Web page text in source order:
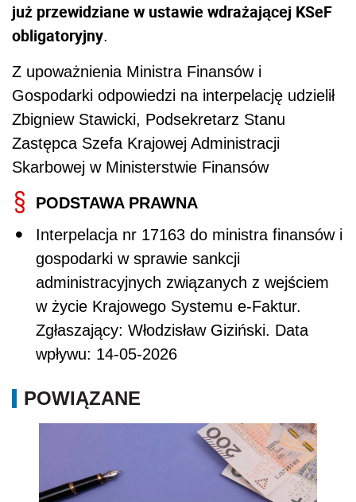
już przewidziane w ustawie wdrażającej KSeF
obligatoryjny.
Z upoważnienia Ministra Finansów i
Gospodarki odpowiedzi na interpelację udzielił
Zbigniew Stawicki, Podsekretarz Stanu
Zastępca Szefa Krajowej Administracji
Skarbowej w Ministerstwie Finansów
PODSTAWA PRAWNA
Interpelacja nr 17163 do ministra finansów i
gospodarki w sprawie sankcji
administracyjnych związanych z wejściem
w życie Krajowego Systemu e-Faktur.
Zgłaszający: Włodzisław Giziński. Data
wpływu: 14-05-2026
POWIĄZANE